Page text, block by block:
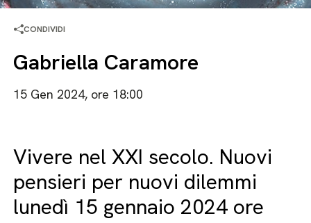
CONDIVIDI
Gabriella Caramore
15 Gen 2024, ore 18:00
Vivere nel XXI secolo. Nuovi
pensieri per nuovi dilemmi
lunedì 15 gennaio 2024 ore